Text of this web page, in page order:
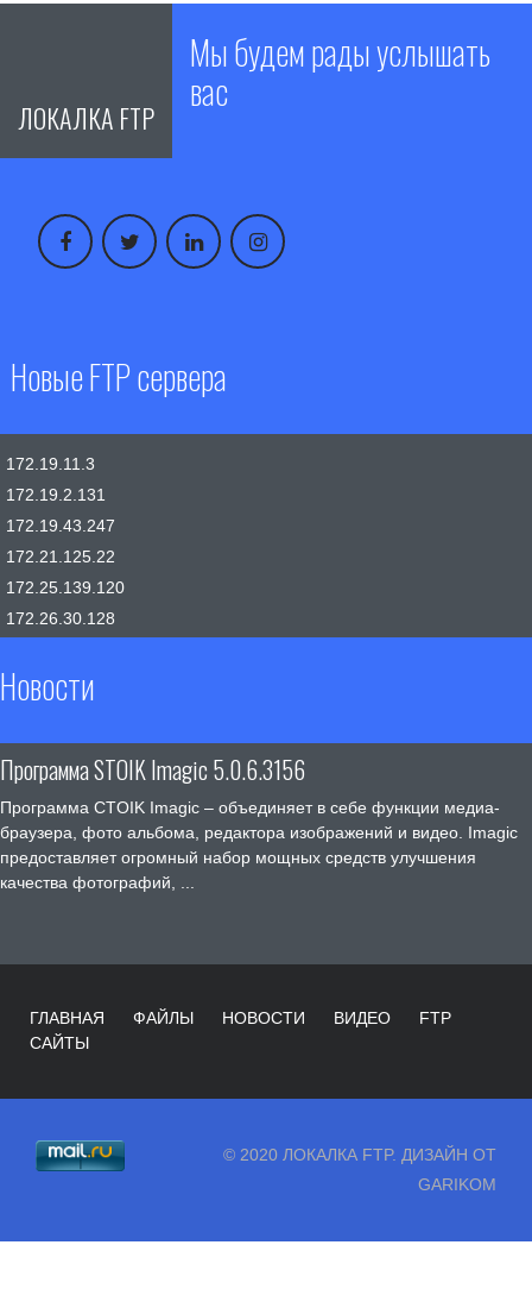
ЛОКАЛКА FTP
Мы будем рады услышать
вас
Новые FTP сервера
172.19.11.3
172.19.2.131
172.19.43.247
172.21.125.22
172.25.139.120
172.26.30.128
Новости
Программа STOIK Imagic 5.0.6.3156
Программа CTOIK Imagic – объединяет в себе функции медиа-
браузера, фото альбома, редактора изображений и видео. Imagic
предоставляет огромный набор мощных средств улучшения
качества фотографий, ...
ГЛАВНАЯ ФАЙЛЫ НОВОСТИ ВИДЕО
FTP
САЙТЫ
© 2020 ЛОКАЛКА FTP. ДИЗАЙН ОТ
GARIKOM